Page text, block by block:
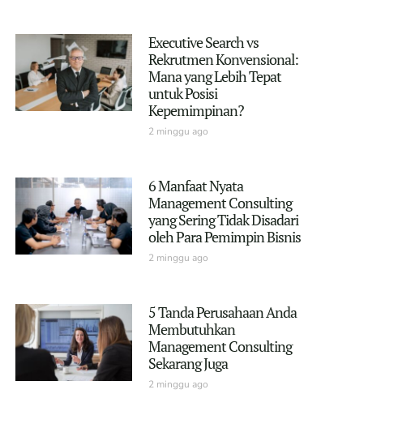
Executive Search vs
Rekrutmen Konvensional:
Mana yang Lebih Tepat
untuk Posisi
Kepemimpinan?
2 minggu ago
6 Manfaat Nyata
Management Consulting
yang Sering Tidak Disadari
oleh Para Pemimpin Bisnis
2 minggu ago
5 Tanda Perusahaan Anda
Membutuhkan
Management Consulting
Sekarang Juga
2 minggu ago